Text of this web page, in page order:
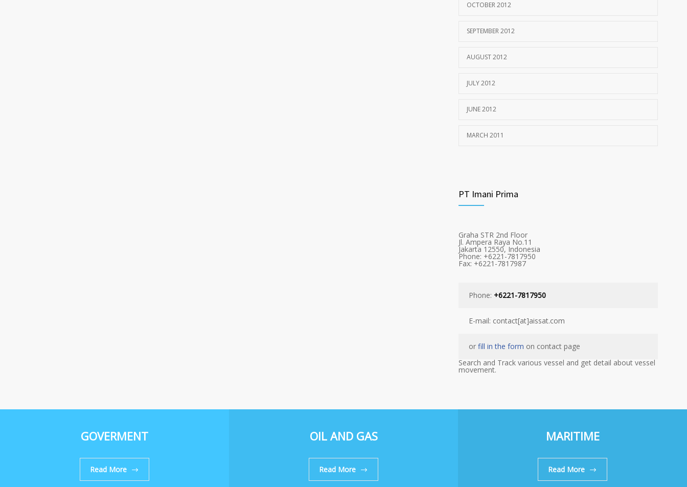
OCTOBER 2012
SEPTEMBER 2012
AUGUST 2012
JULY 2012
JUNE 2012
MARCH 2011
PT Imani Prima
Graha STR 2nd Floor
Jl. Ampera Raya No.11
Jakarta 12550, Indonesia
Phone: +6221-7817950
Fax: +6221-7817987
Phone: +6221-7817950
E-mail: contact[at]aissat.com
or fill in the form on contact page
Search and Track various vessel and get detail about vessel
movement.
GOVERMENT
Read More
OIL AND GAS
Read More
MARITIME
Read More